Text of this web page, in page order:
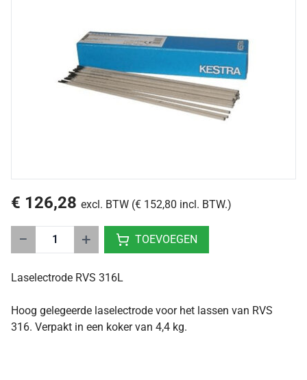
Hoog gelegeerde laselectrode voor het lassen van RVS
316. Verpakt in een koker van 4,4 kg.
€ 126,28 excl. BTW (€ 152,80 incl. BTW.)
− + TOEVOEGEN
Laselectrode RVS 316L